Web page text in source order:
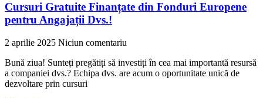
Cursuri Gratuite Finanțate din Fonduri Europene
pentru Angajații Dvs.!
2 aprilie 2025 Niciun comentariu
Bună ziua! Sunteți pregătiți să investiți în cea mai importantă resursă
a companiei dvs.? Echipa dvs. are acum o oportunitate unică de
dezvoltare prin cursuri